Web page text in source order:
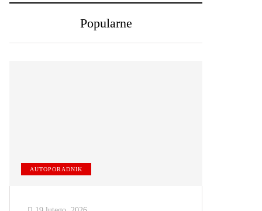
Popularne
AUTOPORADNIK